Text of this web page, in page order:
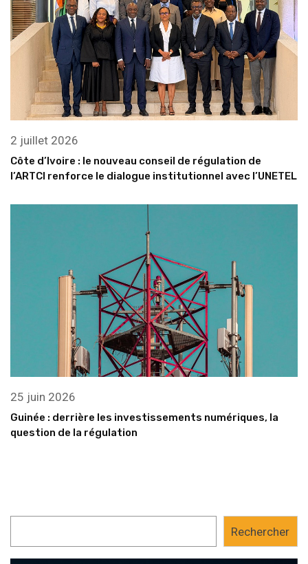
2 juillet 2026
Côte d’Ivoire : le nouveau conseil de régulation de
l’ARTCI renforce le dialogue institutionnel avec l’UNETEL
25 juin 2026
Guinée : derrière les investissements numériques, la
question de la régulation
Rechercher